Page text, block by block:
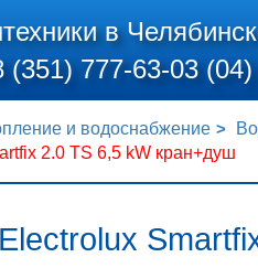
в
(351) 777-63-03 (04)
и водоснабжение
2.0 TS 6,5 kW кран+душ